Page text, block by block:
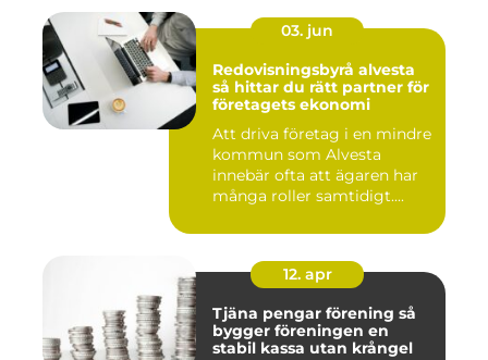
03. jun
Redovisningsbyrå alvesta
så hittar du rätt partner för
företagets ekonomi
Att driva företag i en mindre
kommun som Alvesta
innebär ofta att ägaren har
många roller samtidigt....
12. apr
Tjäna pengar förening så
bygger föreningen en
stabil kassa utan krångel